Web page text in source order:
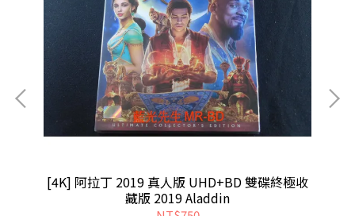
[4K] 阿拉丁 2019 真人版 UHD+BD 雙碟終極收
藏版 2019 Aladdin